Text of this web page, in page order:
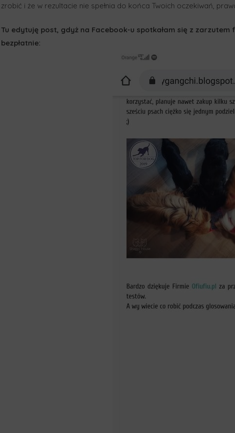
zrobić i że w rezultacie nie spełnia do końca Twoich oczekiwań,
Tu edytuję post, gdyż na Facebook-u spotkałam się z
bezpłatnie: